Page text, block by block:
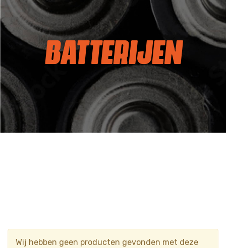
BATTERIJEN
Wij hebben geen producten gevonden met deze